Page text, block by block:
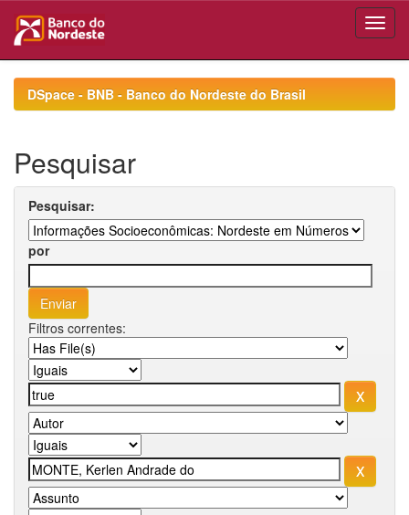
navigationDSpace - BNB - Banco do Nordeste do Brasil
Pesquisar
Pesquisar:
por
Filtros correntes: